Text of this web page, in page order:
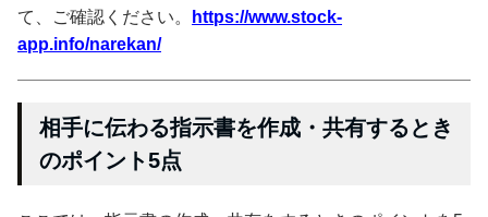
て、ご確認ください。
https://www.stock-
app.info/narekan/
相手に伝わる指示書を作成・共有するとき
のポイント5点